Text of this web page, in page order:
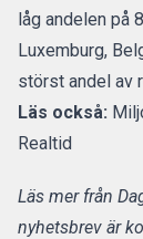
låg andelen på
Luxemburg,
störst andel av
Läs också:
Realtid
Läs mer från
nyhetsbrev är